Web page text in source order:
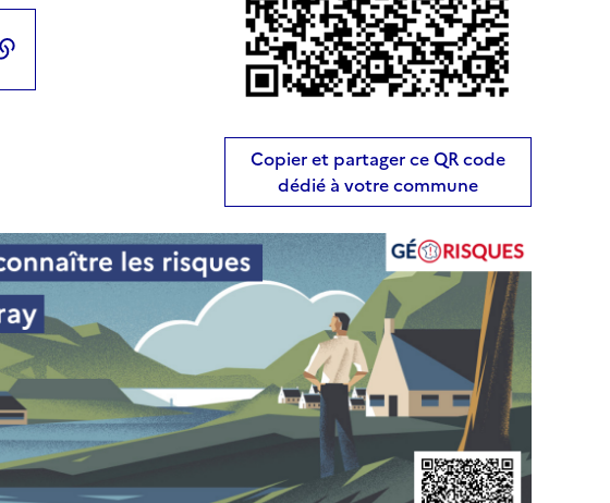
Copier et partager ce QR code
dédié à votre commune